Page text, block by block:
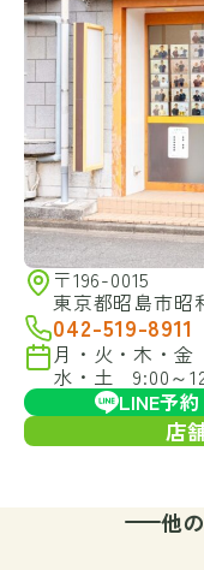
〒196-0015
東京都昭島市昭
042-519-8911
月・火・木・
水・土 9:00～
LINE予約
店
他